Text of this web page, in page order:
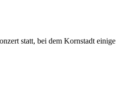
statt, bei dem Kornstadt